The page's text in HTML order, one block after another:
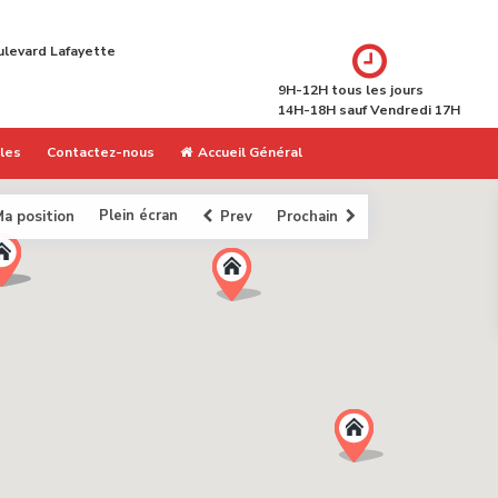
Lafayette
9H-12H tous les jours
14H-18H sauf Vendredi 17H
Contactez-nous Accueil Général
position Plein écran Prev Prochain